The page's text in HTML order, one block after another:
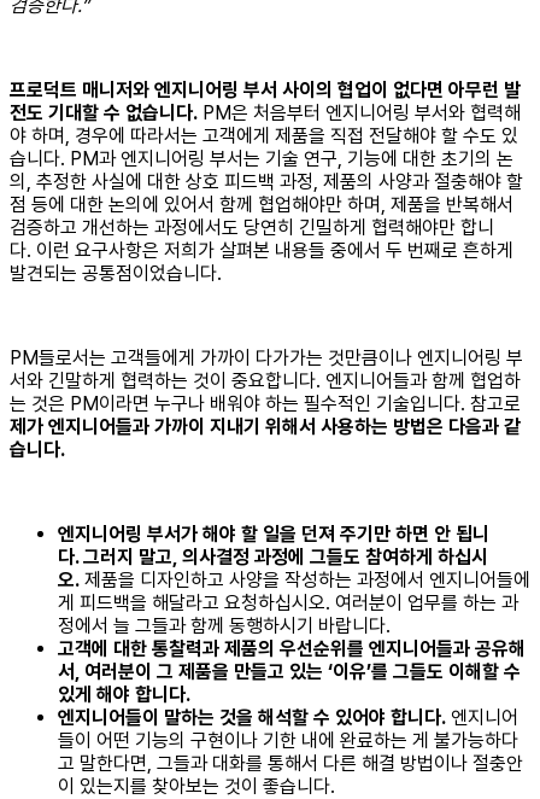
검증한다.”
프로덕트 매니저와 엔지니어링 부서 사이의 협업이 없다면 아무런 발
전도 기대할 수 없습니다. PM은 처음부터 엔지니어링 부서와 협력해
야 하며, 경우에 따라서는 고객에게 제품을 직접 전달해야 할 수도 있
습니다. PM과 엔지니어링 부서는 기술 연구, 기능에 대한 초기의 논
의, 추정한 사실에 대한 상호 피드백 과정, 제품의 사양과 절충해야 할
점 등에 대한 논의에 있어서 함께 협업해야만 하며, 제품을 반복해서
검증하고 개선하는 과정에서도 당연히 긴밀하게 협력해야만 합니
다. 이런 요구사항은 저희가 살펴본 내용들 중에서 두 번째로 흔하게
발견되는 공통점이었습니다.
PM들로서는 고객들에게 가까이 다가가는 것만큼이나 엔지니어링 부
서와 긴말하게 협력하는 것이 중요합니다. 엔지니어들과 함께 협업하
는 것은 PM이라면 누구나 배워야 하는 필수적인 기술입니다. 참고로
제가 엔지니어들과 가까이 지내기 위해서 사용하는 방법은 다음과 같
습니다.
엔지니어링 부서가 해야 할 일을 던져 주기만 하면 안 됩니
다. 그러지 말고, 의사결정 과정에 그들도 참여하게 하십시
오. 제품을 디자인하고 사양을 작성하는 과정에서 엔지니어들에
게 피드백을 해달라고 요청하십시오. 여러분이 업무를 하는 과
정에서 늘 그들과 함께 동행하시기 바랍니다.
고객에 대한 통찰력과 제품의 우선순위를 엔지니어들과 공유해
서, 여러분이 그 제품을 만들고 있는 ‘이유’를 그들도 이해할 수
있게 해야 합니다.
엔지니어들이 말하는 것을 해석할 수 있어야 합니다. 엔지니어
들이 어떤 기능의 구현이나 기한 내에 완료하는 게 불가능하다
고 말한다면, 그들과 대화를 통해서 다른 해결 방법이나 절충안
이 있는지를 찾아보는 것이 좋습니다.